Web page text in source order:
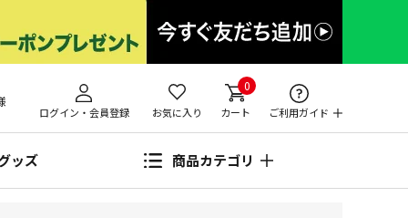
ログイン・会員登録 お気に入り
0
カート ご利用ガイド
ッズ 商品カテゴリ